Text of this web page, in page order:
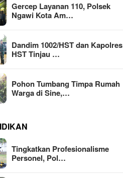
Gercep Layanan 110, Polsek
Ngawi Kota Am…
Dandim 1002/HST dan Kapolres
HST Tinjau …
Pohon Tumbang Timpa Rumah
Warga di Sine,…
Tingkatkan Profesionalisme
Personel, Pol…